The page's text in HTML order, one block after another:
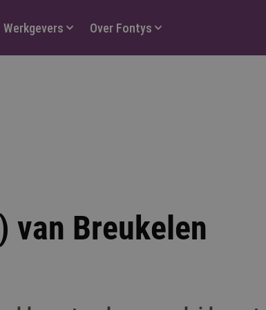
Werkgevers Over Fontys
van Breukelen